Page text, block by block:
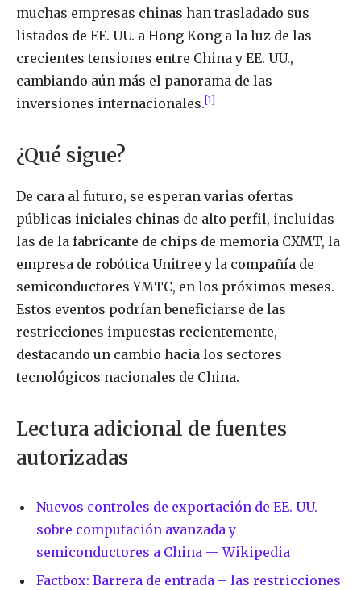
muchas empresas chinas han trasladado sus
listados de EE. UU. a Hong Kong a la luz de las
crecientes tensiones entre China y EE. UU.,
cambiando aún más el panorama de las
inversiones internacionales. [1]
¿Qué sigue?
De cara al futuro, se esperan varias ofertas
públicas iniciales chinas de alto perfil, incluidas
las de la fabricante de chips de memoria CXMT, la
empresa de robótica Unitree y la compañía de
semiconductores YMTC, en los próximos meses.
Estos eventos podrían beneficiarse de las
restricciones impuestas recientemente,
destacando un cambio hacia los sectores
tecnológicos nacionales de China.
Lectura adicional de fuentes
autorizadas
Nuevos controles de exportación de EE. UU.
sobre computación avanzada y
semiconductores a China — Wikipedia
Factbox: Barrera de entrada – las restricciones